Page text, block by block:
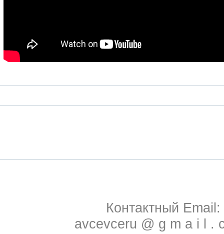
Контактный Email:
avcevceru @ g m a i l .